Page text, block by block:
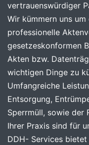
vertrauenswürdiger
Wir kümmern uns
professionelle
gesetzeskonformen
Akten bzw.
wichtigen Dinge zu
Umfangreiche
Entsorgung,
Sperrmüll, sowie der
Ihrer Praxis sind für
DDH- Services